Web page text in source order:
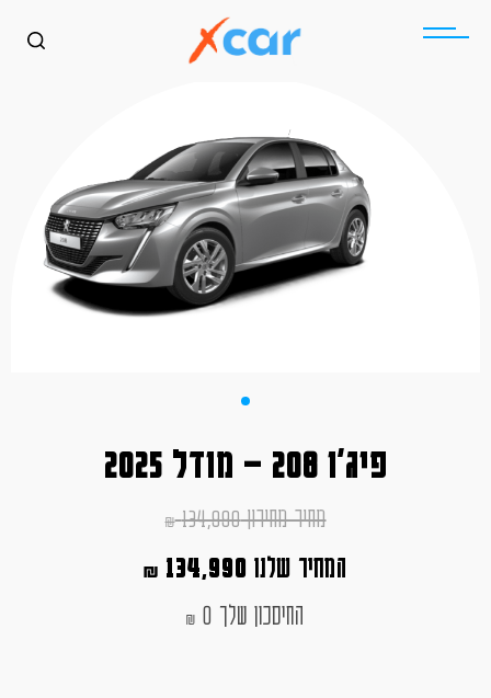
פיג'ו 208 – מודל 2025
מחיר מחירון 134,990 ₪
המחיר שלנו 134,990
₪
החיסכון שלך 0 ₪